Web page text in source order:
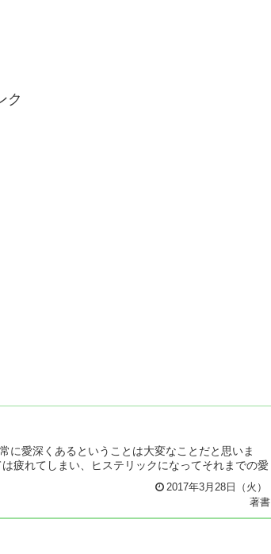
ク
に愛深くあるということは大変なことだと思いま
疲れてしまい、ヒステリックになってそれまでの愛
2017年3月28日（火）
著書